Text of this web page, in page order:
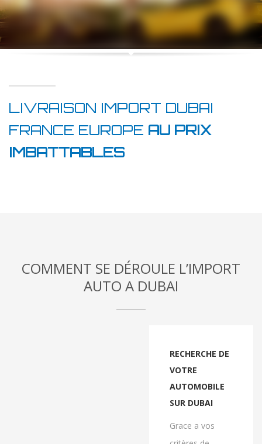
LIVRAISON IMPORT DUBAI
FRANCE EUROPE AU PRIX
IMBATTABLES
COMMENT SE DÉROULE L’IMPORT
AUTO A DUBAI
RECHERCHE DE
VOTRE
AUTOMOBILE
SUR DUBAI
Grace a vos